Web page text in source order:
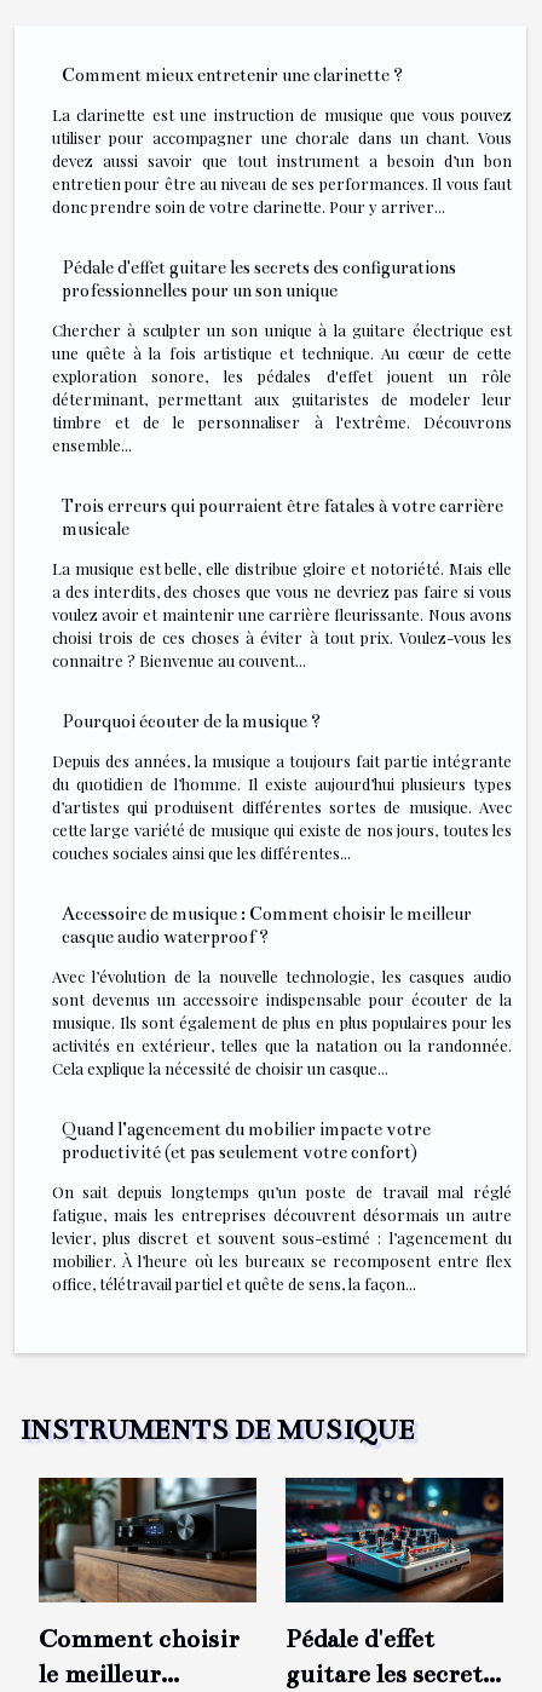
Comment mieux entretenir une clarinette ?
La clarinette est une instruction de musique que vous pouvez
utiliser pour accompagner une chorale dans un chant. Vous
devez aussi savoir que tout instrument a besoin d’un bon
entretien pour être au niveau de ses performances. Il vous faut
donc prendre soin de votre clarinette. Pour y arriver...
Pédale d'effet guitare les secrets des configurations
professionnelles pour un son unique
Chercher à sculpter un son unique à la guitare électrique est
une quête à la fois artistique et technique. Au cœur de cette
exploration sonore, les pédales d'effet jouent un rôle
déterminant, permettant aux guitaristes de modeler leur
timbre et de le personnaliser à l'extrême. Découvrons
ensemble...
Trois erreurs qui pourraient être fatales à votre carrière
musicale
La musique est belle, elle distribue gloire et notoriété. Mais elle
a des interdits, des choses que vous ne devriez pas faire si vous
voulez avoir et maintenir une carrière fleurissante. Nous avons
choisi trois de ces choses à éviter à tout prix. Voulez-vous les
connaitre ? Bienvenue au couvent...
Pourquoi écouter de la musique ?
Depuis des années, la musique a toujours fait partie intégrante
du quotidien de l’homme. Il existe aujourd’hui plusieurs types
d’artistes qui produisent différentes sortes de musique. Avec
cette large variété de musique qui existe de nos jours, toutes les
couches sociales ainsi que les différentes...
Accessoire de musique : Comment choisir le meilleur
casque audio waterproof ?
Avec l’évolution de la nouvelle technologie, les casques audio
sont devenus un accessoire indispensable pour écouter de la
musique. Ils sont également de plus en plus populaires pour les
activités en extérieur, telles que la natation ou la randonnée.
Cela explique la nécessité de choisir un casque...
Quand l’agencement du mobilier impacte votre
productivité (et pas seulement votre confort)
On sait depuis longtemps qu’un poste de travail mal réglé
fatigue, mais les entreprises découvrent désormais un autre
levier, plus discret et souvent sous-estimé : l’agencement du
mobilier. À l’heure où les bureaux se recomposent entre flex
office, télétravail partiel et quête de sens, la façon...
INSTRUMENTS DE MUSIQUE
Comment choisir
le meilleur
Pédale d'effet
guitare les secrets